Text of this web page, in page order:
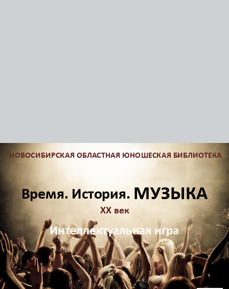
Время. История. МУЗЫКА
ХХ век
НОВОСИБИРСКАЯ ОБЛАСТНАЯ ЮНОШЕСКАЯ БИБЛИОТЕКА
Интеллектуальная игра